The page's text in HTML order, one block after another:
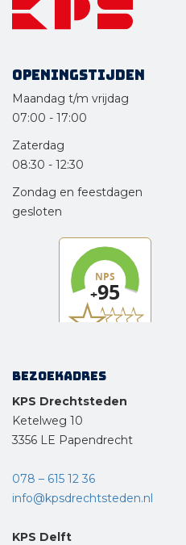
Openingstijden
Maandag t/m vrijdag
07:00 - 17:00
Zaterdag
08:30 - 12:30
Zondag en feestdagen
gesloten
Bezoekadres
KPS Drechtsteden
Ketelweg 10
3356 LE Papendrecht
078 – 615 12 36
info@kpsdrechtsteden.nl
KPS Delft